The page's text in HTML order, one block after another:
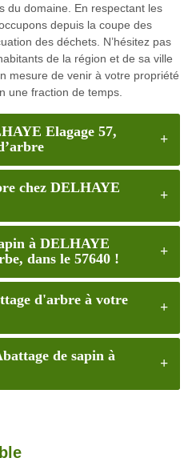
du domaine. En respectant les
depuis la coupe des
des déchets. N’hésitez pas
de la région et de sa ville
mesure de venir à votre propriété
une fraction de temps.
Elagage 57,
chez DELHAYE
à DELHAYE
dans le 57640 !
d'arbre à votre
de sapin à